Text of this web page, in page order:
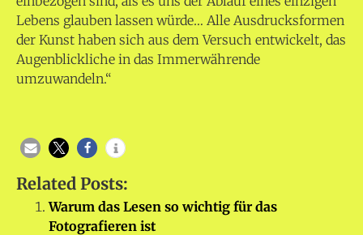
Lebens glauben lassen würde… Alle Ausdrucksformen
der Kunst haben sich aus dem Versuch entwickelt, das
Augenblickliche in das Immerwährende
umzuwandeln.“
Related Posts:
Warum das Lesen so wichtig für das
Fotografieren ist